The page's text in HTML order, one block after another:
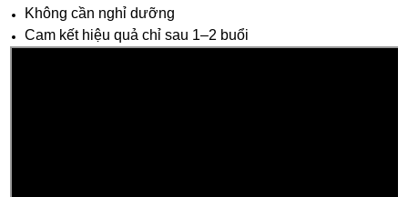
Không cần nghỉ dưỡng
Cam kết hiệu quả chỉ sau 1–2 buổi